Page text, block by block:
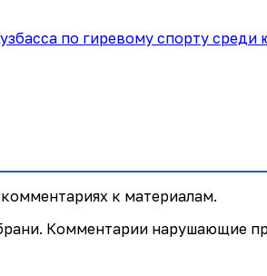
к материалам.
Комментарии нарушающие